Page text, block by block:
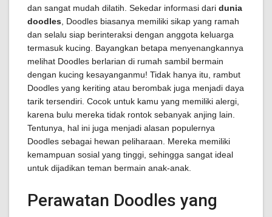
dan sangat mudah dilatih. Sekedar informasi dari dunia
doodles , Doodles biasanya memiliki sikap yang ramah
dan selalu siap berinteraksi dengan anggota keluarga
termasuk kucing. Bayangkan betapa menyenangkannya
melihat Doodles berlarian di rumah sambil bermain
dengan kucing kesayanganmu! Tidak hanya itu, rambut
Doodles yang keriting atau berombak juga menjadi daya
tarik tersendiri. Cocok untuk kamu yang memiliki alergi,
karena bulu mereka tidak rontok sebanyak anjing lain.
Tentunya, hal ini juga menjadi alasan populernya
Doodles sebagai hewan peliharaan. Mereka memiliki
kemampuan sosial yang tinggi, sehingga sangat ideal
untuk dijadikan teman bermain anak-anak.
Perawatan Doodles yang